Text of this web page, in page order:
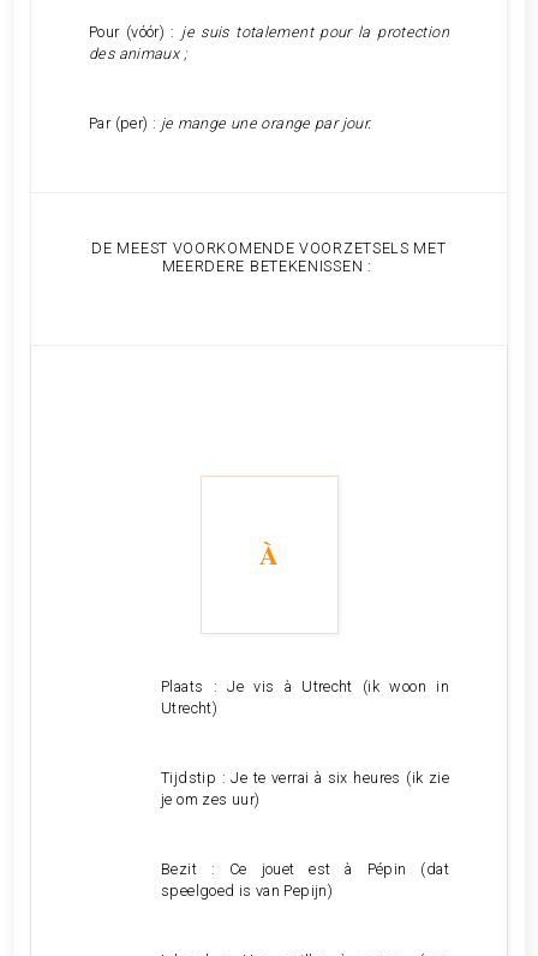
Pour (vóór) : je suis totalement pour la protection
des animaux ;
Par (per) : je mange une orange par jour.
DE MEEST VOORKOMENDE VOORZETSELS MET
MEERDERE BETEKENISSEN :
À
Plaats : Je vis à Utrecht (ik woon in
Utrecht)
Tijdstip : Je te verrai à six heures (ik zie
je om zes uur)
Bezit : Ce jouet est à Pépin (dat
speelgoed is van Pepijn)